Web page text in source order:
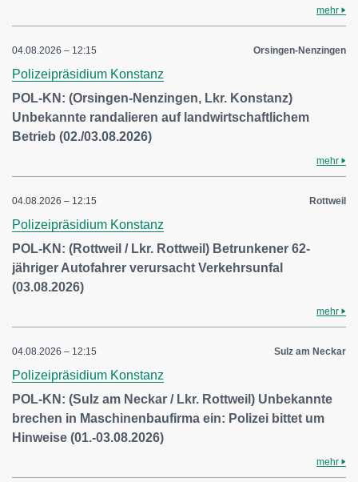
mehr
04.08.2026 – 12:15 Orsingen-Nenzingen
Polizeipräsidium Konstanz
POL-KN: (Orsingen-Nenzingen, Lkr. Konstanz)
Unbekannte randalieren auf landwirtschaftlichem
Betrieb (02./03.08.2026)
mehr
04.08.2026 – 12:15 Rottweil
Polizeipräsidium Konstanz
POL-KN: (Rottweil / Lkr. Rottweil) Betrunkener 62-
jähriger Autofahrer verursacht Verkehrsunfal
(03.08.2026)
mehr
04.08.2026 – 12:15 Sulz am Neckar
Polizeipräsidium Konstanz
POL-KN: (Sulz am Neckar / Lkr. Rottweil) Unbekannte
brechen in Maschinenbaufirma ein: Polizei bittet um
Hinweise (01.-03.08.2026)
mehr